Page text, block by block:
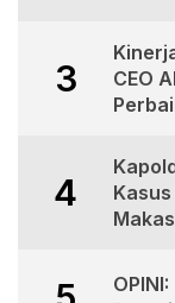
3
CEO
4